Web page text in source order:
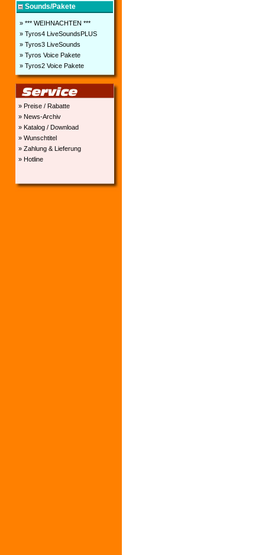
Sounds/Pakete
» *** WEIHNACHTEN ***
» Tyros4 LiveSoundsPLUS
» Tyros3 LiveSounds
» Tyros Voice Pakete
» Tyros2 Voice Pakete
» Preise / Rabatte
» News-Archiv
» Katalog / Download
» Wunschtitel
» Zahlung & Lieferung
» Hotline